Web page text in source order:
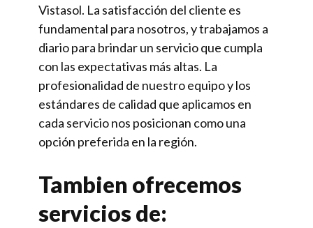
Vistasol. La satisfacción del cliente es
fundamental para nosotros, y trabajamos a
diario para brindar un servicio que cumpla
con las expectativas más altas. La
profesionalidad de nuestro equipo y los
estándares de calidad que aplicamos en
cada servicio nos posicionan como una
opción preferida en la región.
Tambien ofrecemos
servicios de: